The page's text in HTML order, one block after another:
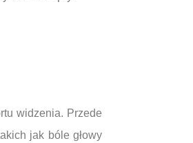
widzenia. Przede
jak bóle głowy